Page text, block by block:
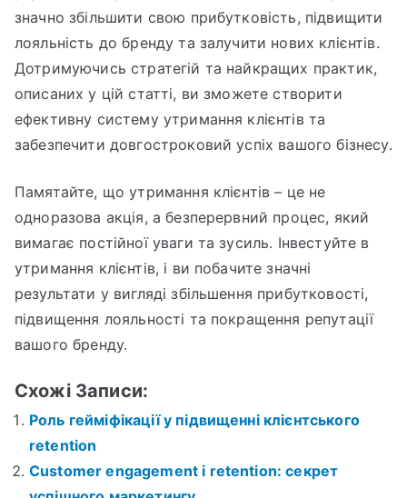
значно збільшити свою прибутковість, підвищити
лояльність до бренду та залучити нових клієнтів.
Дотримуючись стратегій та найкращих практик,
описаних у цій статті, ви зможете створити
ефективну систему утримання клієнтів та
забезпечити довгостроковий успіх вашого бізнесу.
Памятайте, що утримання клієнтів – це не
одноразова акція, а безперервний процес, який
вимагає постійної уваги та зусиль. Інвестуйте в
утримання клієнтів, і ви побачите значні
результати у вигляді збільшення прибутковості,
підвищення лояльності та покращення репутації
вашого бренду.
Схожі Записи:
Роль гейміфікації у підвищенні клієнтського
retention
Customer engagement і retention: секрет